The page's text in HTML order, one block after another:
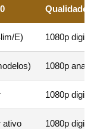
Qualidade
E) 1080p digital
1080p
1080p
ativo 1080p digital